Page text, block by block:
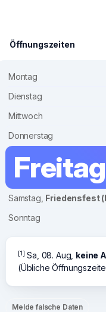
Öffnungszeiten
Montag
Dienstag
Mittwoch
Donnerstag
Freitag
Samstag, Friedensfest
Sonntag
[1] Sa, 08. Aug, keine
(Übliche
Melde falsche Daten